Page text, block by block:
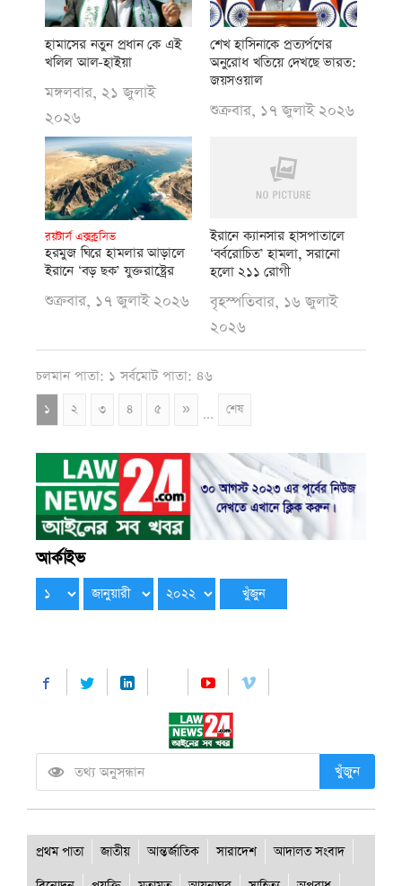
হামাসের নতুন প্রধান কে এই
খলিল আল-হাইয়া
মঙ্গলবার, ২১ জুলাই
২০২৬
শেখ হাসিনাকে প্রত্যর্পণের
অনুরোধ খতিয়ে দেখছে ভারত:
জয়সওয়াল
শুক্রবার, ১৭ জুলাই ২০২৬
রয়টার্স এক্সক্লুসিভ
হরমুজ ঘিরে হামলার আড়ালে
ইরানে ‘বড় ছক’ যুক্তরাষ্ট্রের
শুক্রবার, ১৭ জুলাই ২০২৬
ইরানে ক্যানসার হাসপাতালে
‘বর্বরোচিত’ হামলা, সরানো
হলো ২১১ রোগী
বৃহস্পতিবার, ১৬ জুলাই
২০২৬
চলমান পাতা: ১ সর্বমোট পাতা: ৪৬
১ ২ ৩ ৪ ৫ » ... শেষ
আর্কাইভ
খুঁজুন
প্রথম পাতা জাতীয় আন্তর্জাতিক সারাদেশ
আদালত সংবাদ